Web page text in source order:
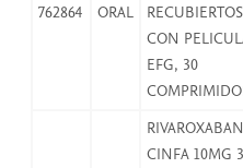
762864 ORAL
RECUBIERTOS
CON
EFG, 30
RIVAROXABAN
CINFA 10MG